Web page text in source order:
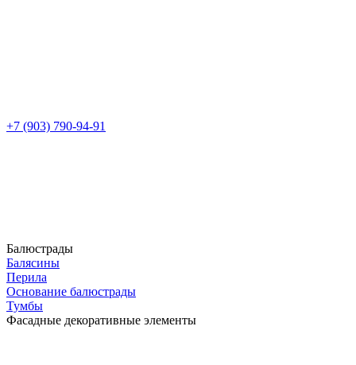
+7 (903) 790-94-91
Балюстрады
Балясины
Перила
Основание балюстрады
Тумбы
Фасадные декоративные элементы